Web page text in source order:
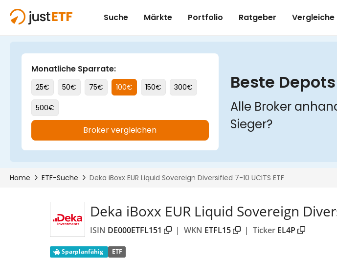
Deka iBoxx EUR Liquid Sovereign
ISIN DE000ETFL151 | WKN ETFL15 | Ticker EL4P
Sparplanfähig ETF